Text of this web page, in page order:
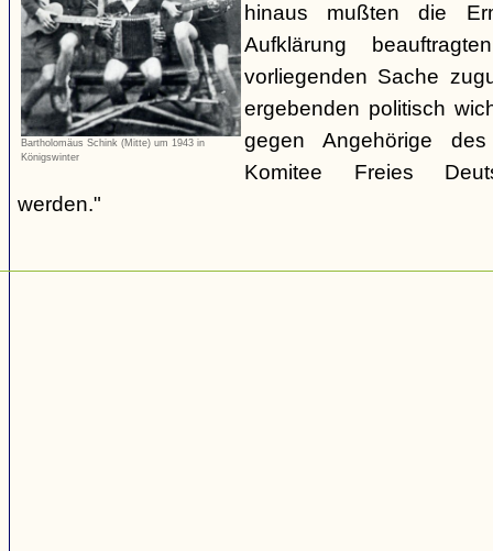
Bartholomäus Schink (Mitte) um 1943 in
Königswinter
hinaus mußten die
Aufklärung
vorliegenden Sache
ergebenden politisch
gegen Angehörige
Komitee Freies
werden."